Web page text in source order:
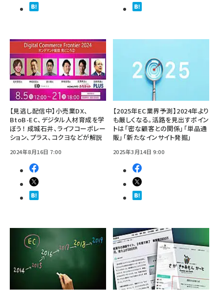
【見逃し配信中】小売業DX、
BtoB-EC、デジタル人材育成を学
ぼう！ 成城石井、ライフコーポレー
ション、プラス、コクヨなどが解説
2024年8月16日 7:00
【2025年EC業界予測】2024年より
も厳しくなる。活路を見出すポイン
トは「密な顧客との関係」「単品通
販」「新たなインサイト発掘」
2025年3月14日 9:00